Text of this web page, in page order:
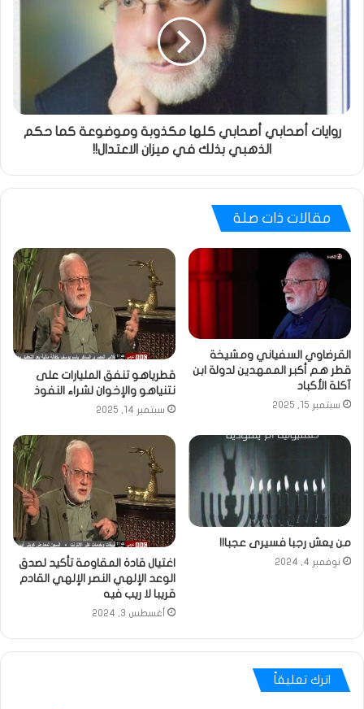
روايات أصحابي أصحابي كلها مكذوبة وموضوعة كما حكم
الذهبي بذلك في ميزان الاعتدال!!
مقالات ذات صلة
القرضاوي السفياني ومشيخة
قطر هم أكبر الممهدين لدولة ابن
آكلة الأكباد
سبتمبر 15, 2025
قطرياهو تنفق المليارات على
نتنياهو والإخوان لشراء النفوذ
سبتمبر 14, 2025
من يعش رجبا فسيرى عجبا!!
نوفمبر 4, 2024
اغتيال قادة المقاومة تأكيد لصدق
الوعد الإلهي النصر الإلهي القادم
قريبا لا ريب فيه
أغسطس 3, 2024
اترك تعليقاً